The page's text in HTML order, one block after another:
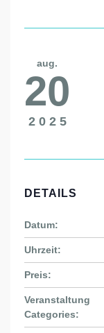
aug.
20
2025
DETAILS
Datum:
Uhrzeit:
Preis:
Veranstaltung
Categories: